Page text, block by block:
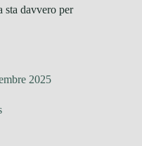
sta davvero per
2025